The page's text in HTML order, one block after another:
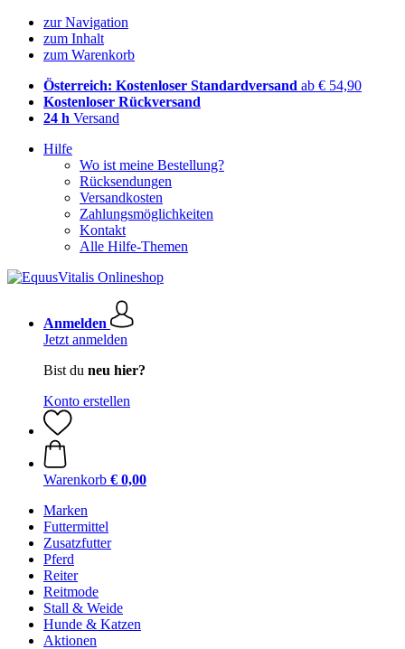
zur Navigation
zum Inhalt
zum Warenkorb
Österreich: Kostenloser Standardversand ab € 54,90
Kostenloser Rückversand
24 h Versand
Hilfe
Wo ist meine Bestellung?
Rücksendungen
Versandkosten
Zahlungsmöglichkeiten
Kontakt
Alle Hilfe-Themen
Anmelden
Jetzt anmelden
Bist du neu hier?
Konto erstellen
Warenkorb € 0,00
Marken
Futtermittel
Zusatzfutter
Pferd
Reiter
Reitmode
Stall & Weide
Hunde & Katzen
Aktionen